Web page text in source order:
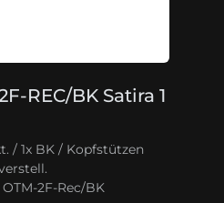
REC/BK Satira 1
/ 1x BK / Kopfstützen
OTM-2F-Rec/BK